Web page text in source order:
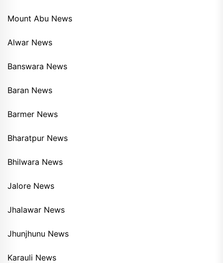
Mount Abu News
Alwar News
Banswara News
Baran News
Barmer News
Bharatpur News
Bhilwara News
Jalore News
Jhalawar News
Jhunjhunu News
Karauli News